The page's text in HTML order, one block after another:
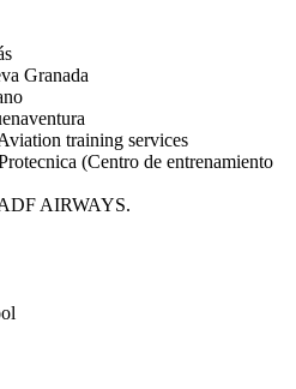
Granada
training services
(Centro de entrenamiento
AIRWAYS.